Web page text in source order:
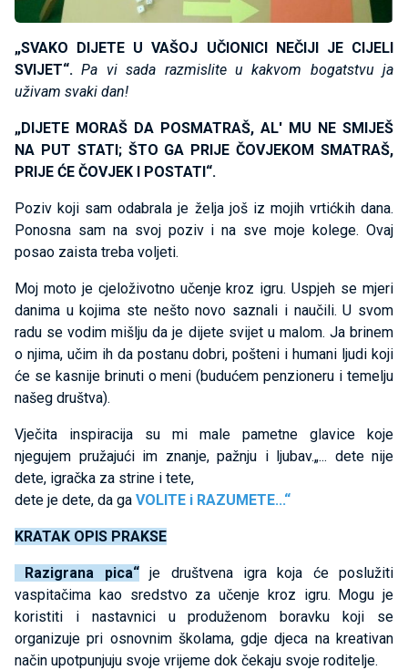
„SVAKO DIJETE U VAŠOJ UČIONICI NEČIJI JE CIJELI
SVIJET“.Pa vi sada razmislite u kakvom bogatstvu ja
uživam svaki dan!
„DIJETE MORAŠ DA POSMATRAŠ, AL' MU NE SMIJEŠ
NA PUT STATI; ŠTO GA PRIJE ČOVJEKOM SMATRAŠ,
PRIJE ĆE ČOVJEK I POSTATI“.
Poziv koji sam odabrala je želja još iz mojih vrtićkih dana.
Ponosna sam na svoj poziv i na sve moje kolege. Ovaj
posao zaista treba voljeti.
Moj moto je cjeloživotno učenje kroz igru. Uspjeh se mjeri
danima u kojima ste nešto novo saznali i naučili. U svom
radu se vodim mišlju da je dijete svijet u malom. Ja brinem
o njima, učim ih da postanu dobri, pošteni i humani ljudi koji
će se kasnije brinuti o meni (budućem penzioneru i temelju
našeg društva).
Vječita inspiracija su mi male pametne glavice koje
njegujem pružajući im znanje, pažnju i ljubav.„... dete nije
dete, igračka za strine i tete,
dete je dete, da ga VOLITE i RAZUMETE...“
KRATAK OPIS PRAKSE
Razigrana pica“je društvena igra koja će poslužiti
vaspitačima kao sredstvo za učenje kroz igru. Mogu je
koristiti i nastavnici u produženom boravku koji se
organizuje pri osnovnim školama, gdje djeca na kreativan
način upotpunjuju svoje vrijeme dok čekaju svoje roditelje.